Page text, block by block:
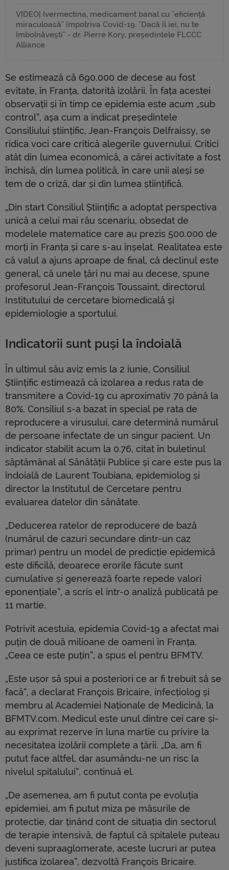
VIDEO| Ivermectina, medicament banal cu "eficiență
miraculoasă" împotriva Covid-19. "Dacă îl iei, nu te
îmbolnăvești" - dr. Pierre Kory, președintele FLCCC
Alliance
Se estimează că 690.000 de decese au fost
evitate, în Franța, datorită izolării. În fața acestei
observații și în timp ce epidemia este acum „sub
control”, așa cum a indicat președintele
Consiliului științific, Jean-François Delfraissy, se
ridica voci care critică alegerile guvernului. Critici
atât din lumea economică, a cărei activitate a fost
închisă, din lumea politică, în care unii aleși se
tem de o criză, dar și din lumea științifică.
„Din start Consiliul Științific a adoptat perspectiva
unică a celui mai rău scenariu, obsedat de
modelele matematice care au prezis 500.000 de
morți în Franța și care s-au înșelat. Realitatea este
că valul a ajuns aproape de final, că declinul este
general, că unele țări nu mai au decese, spune
profesorul Jean-François Toussaint, directorul
Institutului de cercetare biomedicală și
epidemiologie a sportului.
Indicatorii sunt puși la îndoială
În ultimul său aviz emis la 2 iunie, Consiliul
Științific estimează că izolarea a redus rata de
transmitere a Covid-19 cu aproximativ 70 până la
80%. Consiliul s-a bazat în special pe rata de
reproducere a virusului, care determină numărul
de persoane infectate de un singur pacient. Un
indicator stabilit acum la 0.76, citat în buletinul
săptămânal al Sănătății Publice și care este pus la
îndoială de Laurent Toubiana, epidemiolog și
director la Institutul de Cercetare pentru
evaluarea datelor din sănătate.
„Deducerea ratelor de reproducere de bază
(numărul de cazuri secundare dintr-un caz
primar) pentru un model de predicție epidemică
este dificilă, deoarece erorile făcute sunt
cumulative și generează foarte repede valori
eponențiale”, a scris el într-o analiză publicată pe
11 martie.
Potrivit acestuia, epidemia Covid-19 a afectat mai
puțin de două milioane de oameni în Franța.
„Ceea ce este puțin”, a spus el pentru BFMTV.
„Este ușor să spui a posteriori ce ar fi trebuit să se
facă”, a declarat François Bricaire, infecțiolog și
membru al Academiei Naționale de Medicină, la
BFMTV.com. Medicul este unul dintre cei care și-
au exprimat rezerve în luna martie cu privire la
necesitatea izolării complete a țării. „Da, am fi
putut face altfel, dar asumându-ne un risc la
nivelul spitalului”, continuă el.
„De asemenea, am fi putut conta pe evoluția
epidemiei, am fi putut miza pe măsurile de
protectie, dar ținând cont de situația din sectorul
de terapie intensivă, de faptul că spitalele puteau
deveni supraaglomerate, aceste lucruri ar putea
justifica izolarea”, dezvoltă François Bricaire.